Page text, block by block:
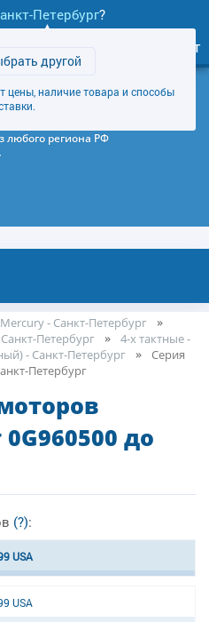
Петербург?
другой
цены, наличие товара и способы
Личный кабинет
Петербурге (Карта)
любого региона РФ
- Санкт-Петербург
Петербург
4-х тактные -
- Санкт-Петербург
Серия
Петербург
0G960500 до
(?):
USA
USA